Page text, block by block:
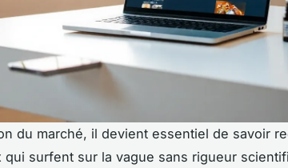
du marché, il devient essentiel de savoir
qui surfent sur la vague sans rigueur